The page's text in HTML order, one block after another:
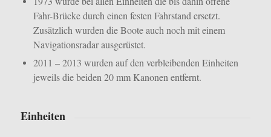
Fahr-Brücke durch einen festen Fahrstand ersetzt.
Zusätzlich wurden die Boote auch noch mit einem
Navigationsradar ausgerüstet.
2011 – 2013 wurden auf den verbleibenden Einheiten
jeweils die beiden 20 mm Kanonen entfernt.
Einheiten